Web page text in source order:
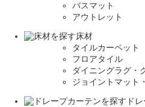
バスマット
アウトレット
床材
タイルカーペット
フロアタイル
ダイニングラグ・
ジョイントマット
ド